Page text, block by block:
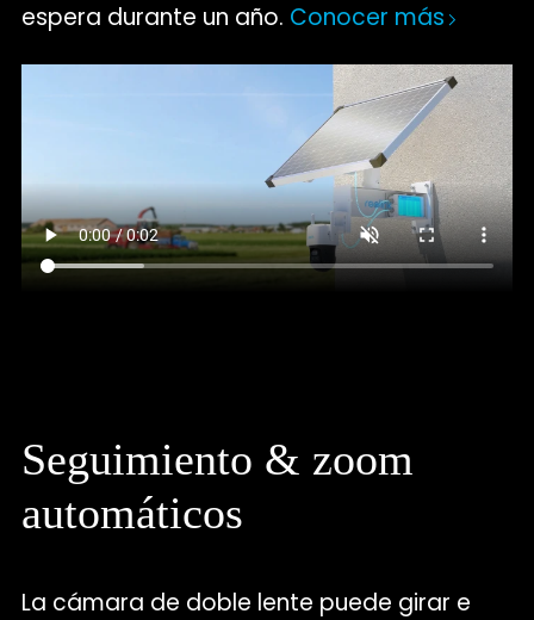
espera durante un año. Conocer más
Seguimiento & zoom
automáticos
La cámara de doble lente puede girar e